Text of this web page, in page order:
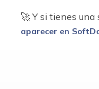
🚀 Y si tienes
aparecer en